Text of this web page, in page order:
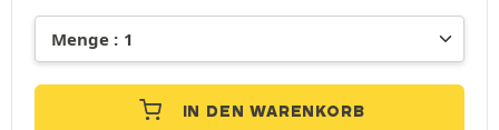
IN DEN WARENKORB